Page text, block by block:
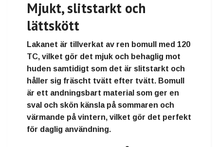
Mjukt, slitstarkt och
lättskött
Lakanet är tillverkat av ren bomull med 120
TC, vilket gör det mjuk och behaglig mot
huden samtidigt som det är slitstarkt och
håller sig fräscht tvätt efter tvätt. Bomull
är ett andningsbart material som ger en
sval och skön känsla på sommaren och
värmande på vintern, vilket gör det perfekt
för daglig användning.